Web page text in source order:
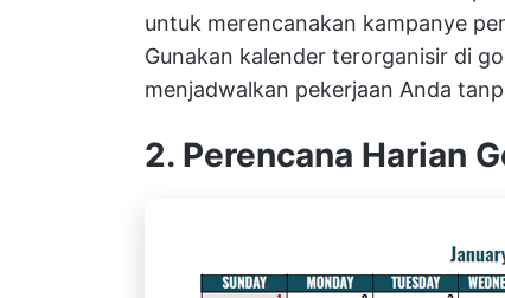
untuk merencanakan kampanye
Gunakan kalender terorganisir di
menjadwalkan pekerjaan Anda
2. Perencana Harian